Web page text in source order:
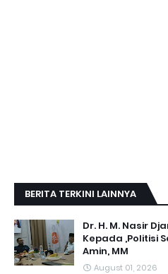
BERITA TERKINI LAINNYA
Dr. H. M. Nasir
Kepada ,Politisi
Amin, MM
August 01, 2026